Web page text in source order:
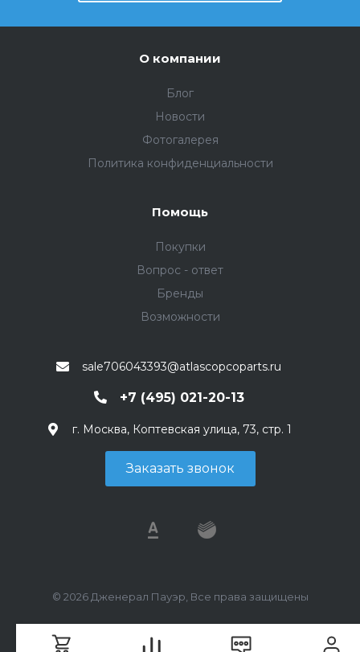
О компании
Блог
Новости
Фотогалерея
Политика конфиденциальности
Помощь
Покупки
Вопрос - ответ
Бренды
Возможности
sale706043393@atlascopcoparts.ru
+7 (495) 021-20-13
г. Москва, Коптевская улица, 73, стр. 1
Заказать звонок
© 2026 Дженерал Пауэр, Все права защищены